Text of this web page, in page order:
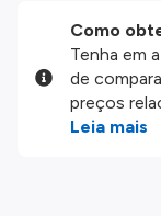
Como
Tenha em
de
preços
produtos
Leia mais